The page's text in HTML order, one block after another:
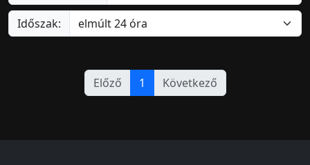
Időszak:
Előző 1 Következő